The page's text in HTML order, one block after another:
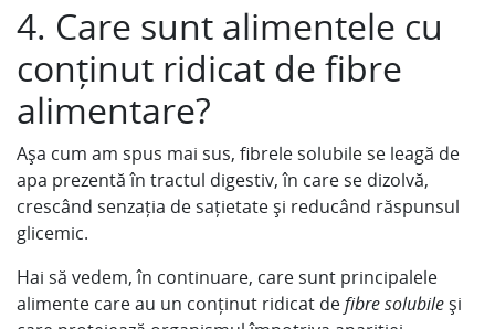
4. Care sunt alimentele cu
conținut ridicat de fibre
alimentare?
Așa cum am spus mai sus, fibrele solubile se leagă de
apa prezentă în tractul digestiv, în care se dizolvă,
crescând senzația de sațietate și reducând răspunsul
glicemic.
Hai să vedem, în continuare, care sunt principalele
alimente care au un conținut ridicat defibre solubile și